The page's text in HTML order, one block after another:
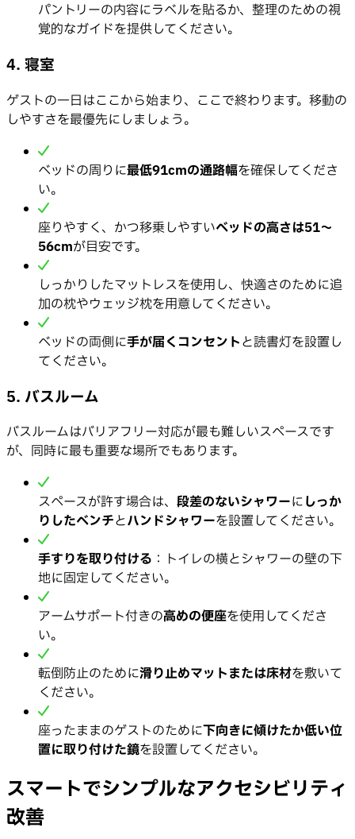
パントリーの内容にラベルを貼るか、整理のための視
覚的なガイドを提供してください。
4. 寝室
ゲストの一日はここから始まり、ここで終わります。移動の
しやすさを最優先にしましょう。
ベッドの周りに最低91cmの通路幅を確保してくださ
い。
座りやすく、かつ移乗しやすいベッドの高さは51〜
56cmが目安です。
しっかりしたマットレスを使用し、快適さのために追
加の枕やウェッジ枕を用意してください。
ベッドの両側に手が届くコンセントと読書灯を設置し
てください。
5. バスルーム
バスルームはバリアフリー対応が最も難しいスペースです
が、同時に最も重要な場所でもあります。
スペースが許す場合は、 段差のないシャワーにしっか
りしたベンチとハンドシャワーを設置してください。
手すりを取り付ける ：トイレの横とシャワーの壁の下
地に固定してください。
アームサポート付きの高めの便座を使用してくださ
い。
転倒防止のために滑り止めマットまたは床材を敷いて
ください。
座ったままのゲストのために下向きに傾けたか低い位
置に取り付けた鏡を設置してください。
スマートでシンプルなアクセシビリティ
改善